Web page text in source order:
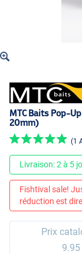
MTC Baits Pop-
20mm)
(1
Livraison: 2 à 5
Fishtival sale!
réduction est
Prix
9.95